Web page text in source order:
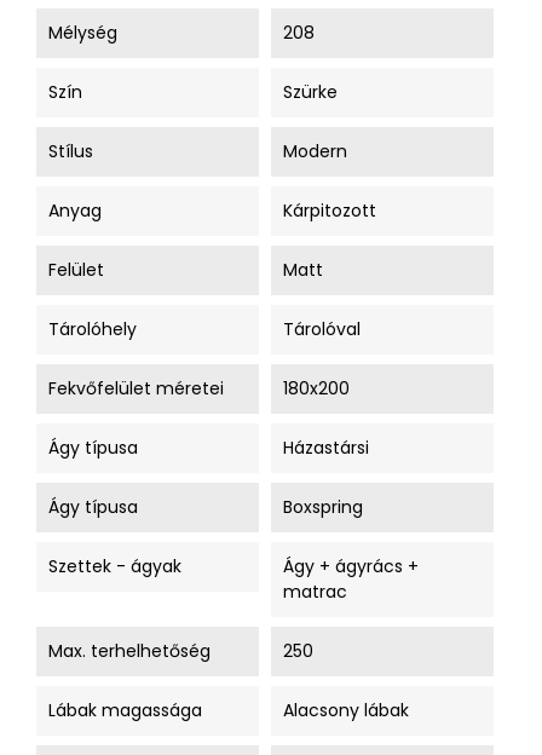
Mélység 208
Szín Szürke
Stílus Modern
Anyag Kárpitozott
Felület Matt
Tárolóhely Tárolóval
Fekvőfelület méretei 180x200
Ágy típusa Házastársi
Ágy típusa Boxspring
Szettek - ágyak
Ágy + ágyrács +
matrac
Max. terhelhetőség 250
Lábak magassága Alacsony lábak